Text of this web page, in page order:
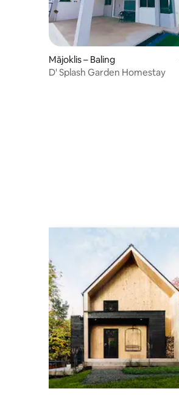
Mājoklis – Baling
D' Splash Garden Homestay